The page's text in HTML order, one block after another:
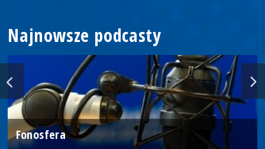
Najnowsze podcasty
Fonosfera